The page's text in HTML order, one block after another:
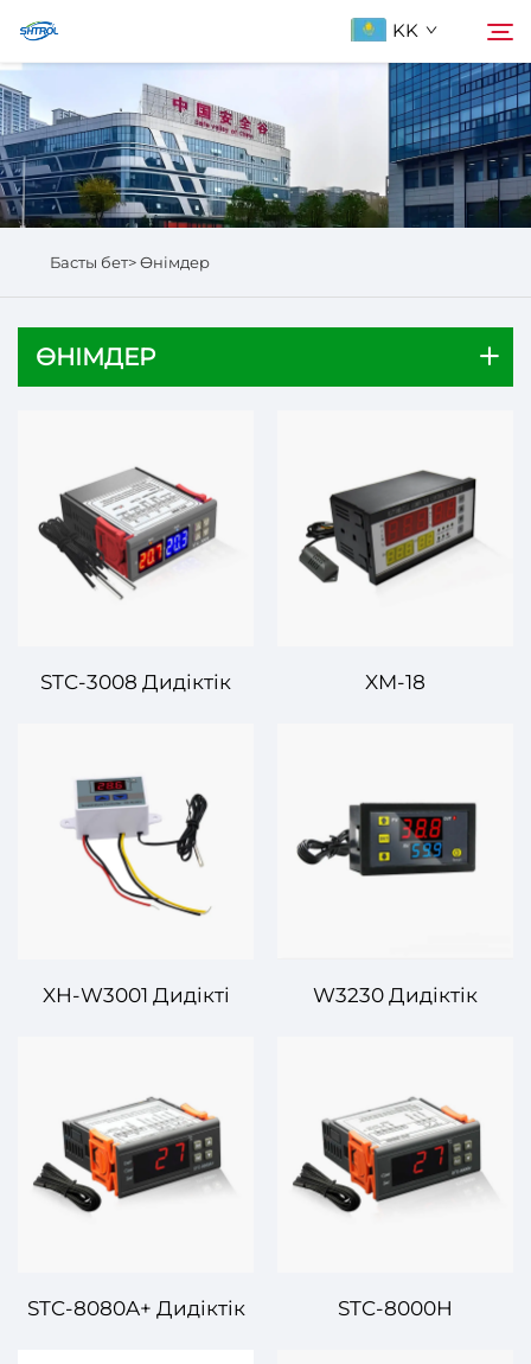
KK
Біздің туралы
Продукциялар
Іздеу
Басты бет>Өнімдер
ӨНІМДЕР
STC-3008 Дидіктік
Қорытындық
ортағыңыз үшін дәл
басқару
XM-18
Контролері –
Барлығы-Біріндегі
XH-W3001 Дидікті
Қарапайым және
Өзгеңбап
Температура
Басқаруы
W3230 Дидіктік
Өзгертпелі және дәл
температуралық
басқару
STC-8080A+ Дидіктік
STC-8000H